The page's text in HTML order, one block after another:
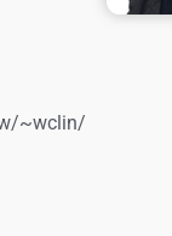
~wclin/